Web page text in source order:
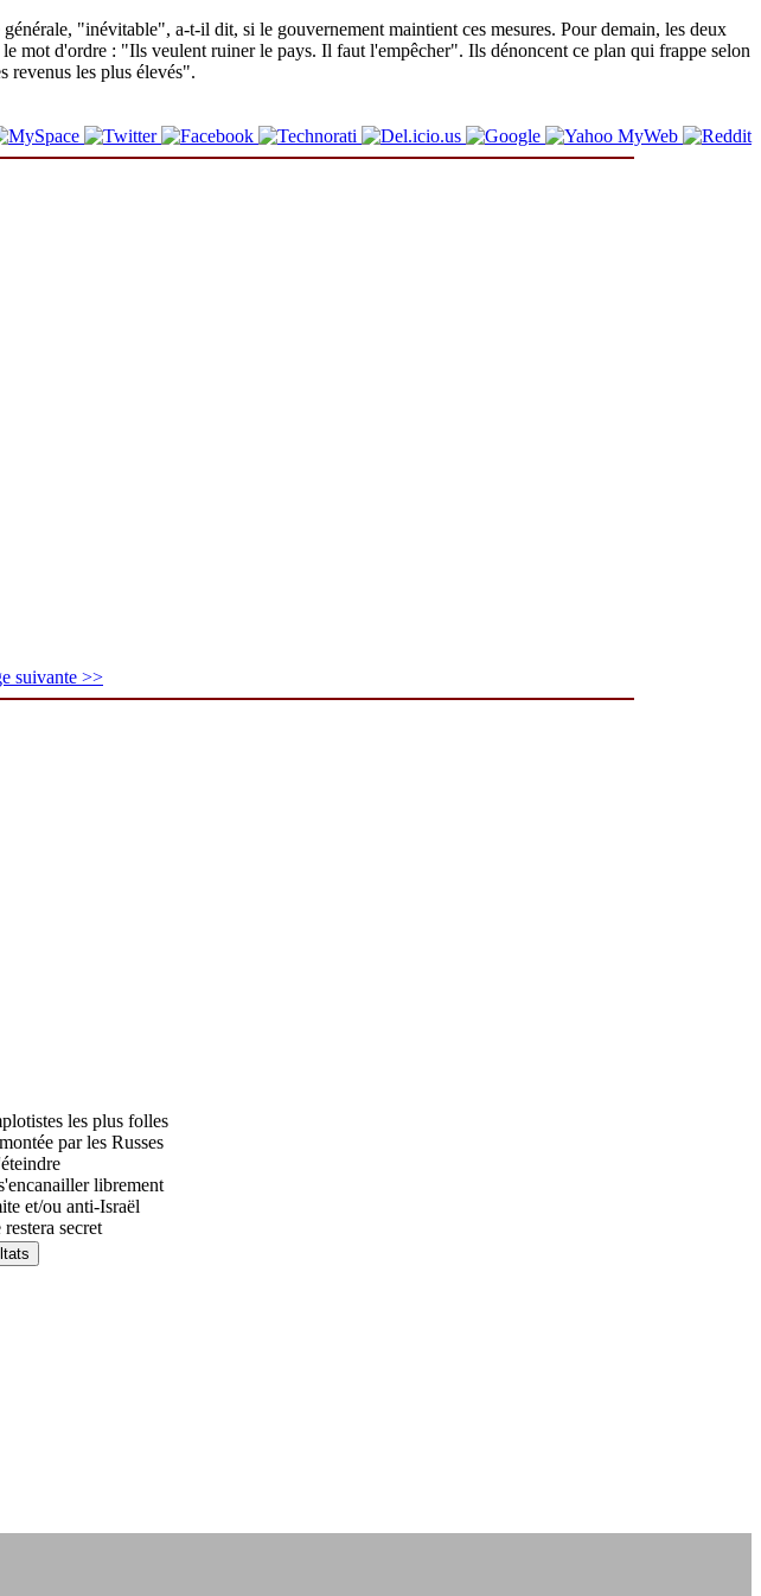
"inévitable", a-t-il dit, si le gouvernement maintient ces mesures. Pour demain, les deux
mot d'ordre : "Ils veulent ruiner le pays. Il faut l'empêcher". Ils dénoncent ce plan qui frappe selon
revenus les plus élevés".
suivante >>
les plus folles
par les Russes
librement
et/ou anti-Israël
secret